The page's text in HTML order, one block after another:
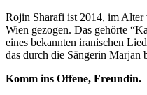
Rojin Sharafi ist 2014, im Alter
Wien gezogen. Das gehörte
eines bekannten iranischen
das durch die Sängerin Marjan
Komm ins Offene, Freundin.